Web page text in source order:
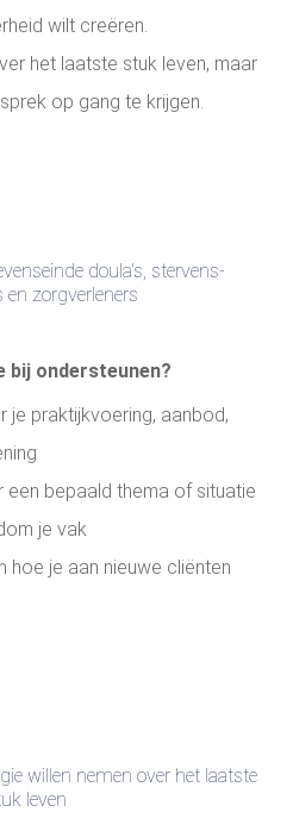
wilt creëren.
het laatste stuk leven, maar
op gang te krijgen.
doula's, stervens-
en zorgverleners
bij ondersteunen?
je praktijkvoering, aanbod,
een bepaald thema of situatie
je vak
hoe je aan nieuwe cliënten
willen nemen over het laatste
leven